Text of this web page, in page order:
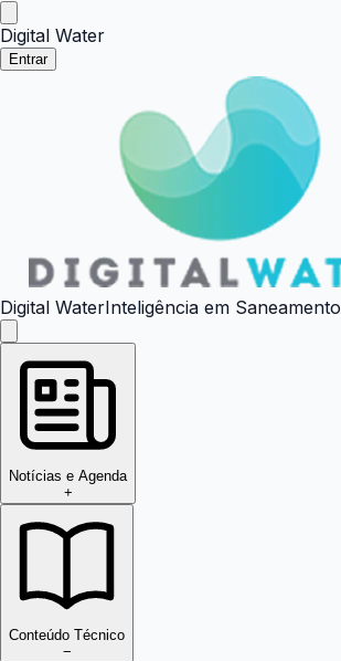
Digital Water
Entrar
Digital WaterInteligência em Saneamento
Notícias e Agenda
+
Conteúdo Técnico
−